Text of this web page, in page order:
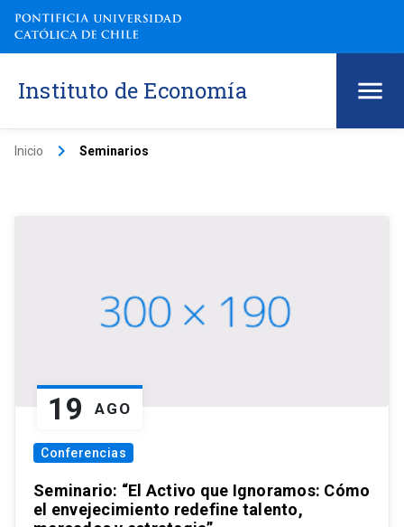
Instituto de Economía
Inicio keyboard_arrow_right Seminarios
19 AGO
Conferencias
Seminario: “El Activo que Ignoramos: Cómo
el envejecimiento redefine talento,